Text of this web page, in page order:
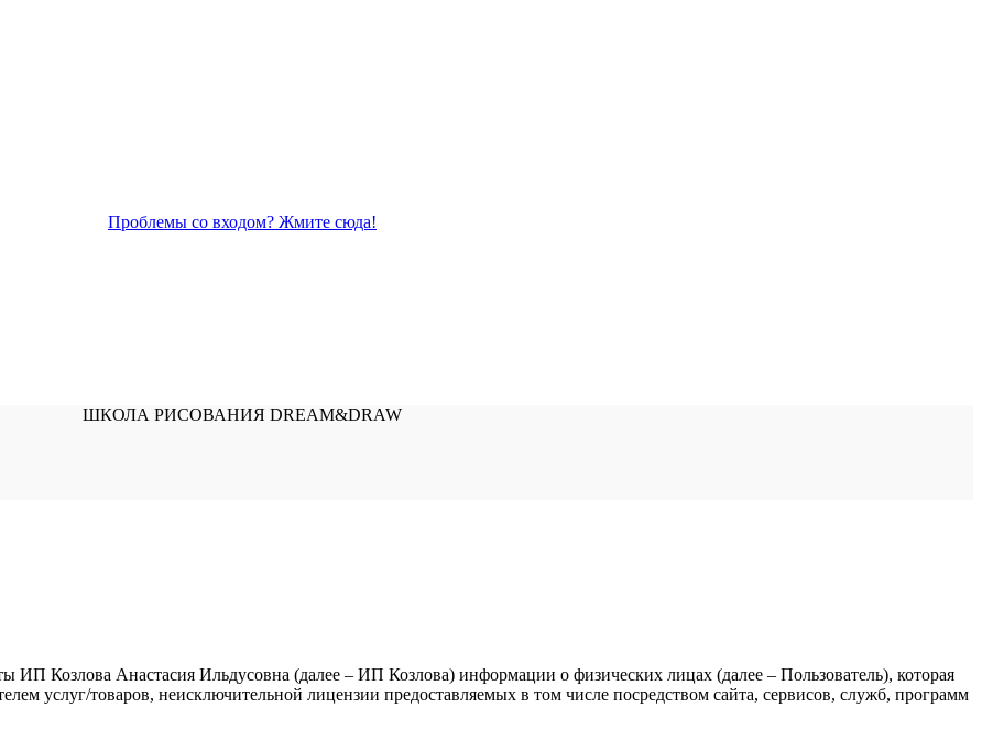
Проблемы со входом? Жмите сюда!
ШКОЛА РИСОВАНИЯ DREAM&DRAW
ИП Козлова Анастасия Ильдусовна (далее – ИП Козлова) информации о физических лицах (далее – Пользователь), которая
услуг/товаров, неисключительной лицензии предоставляемых в том числе посредством сайта, сервисов, служб, программ